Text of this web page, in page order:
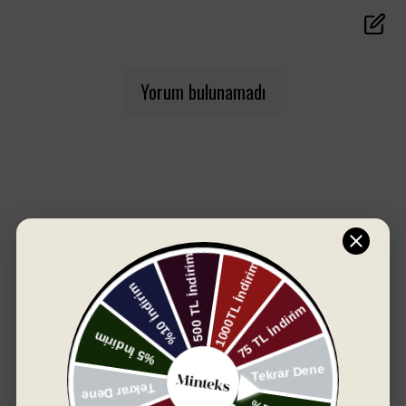
Banyonuza sofistike bir hava katmak isteyenler
Yorum bulunamadı
SIZIN İÇIN SEÇTIKLERIMIZ